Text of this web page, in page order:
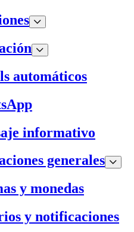
automáticos
informativo
generales
y monedas
y notificaciones